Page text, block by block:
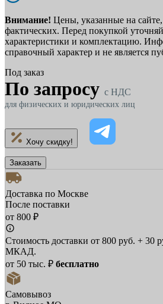
Внимание! Цены, указанные на сайте,
фактических. Перед покупкой
характеристики и комплектацию.
справочный характер и не является
Под заказ
По запросу c НДС
для физических и юридических лиц
Хочу скидку!
Заказать
Доставка по Москве
После поставки
от 800 ₽
Стоимость доставки от 800 руб. + 30
МКАД.
от 50 тыс. ₽ бесплатно
Самовывоз